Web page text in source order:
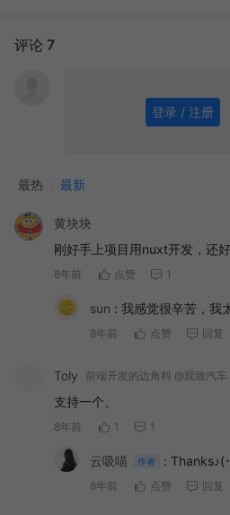
评论 7
登录 / 注册
最热 最新
黄块块
刚好手上项目用nuxt开发，还好
8年前 点赞 1
sun : 我感觉很辛苦，我
8年前 点赞 回复
Toly 前端开发的边角料 @观致汽车
支持一个、
8年前 1 1
云吸喵 作者 : Thanks♪(
8年前 点赞 回复